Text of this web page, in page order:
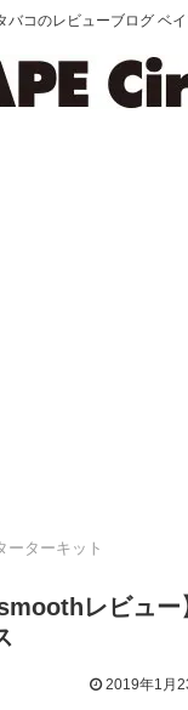
バコのレビューブログ ベ
ーターキット
レビュー
2019年1月